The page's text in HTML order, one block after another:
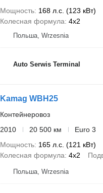
Мощность 168 л.с. (123 кВт)
Колесная формула 4x2
Польша, Wrzesnia
Auto Serwis Terminal
Kamag WBH25
Контейнеровоз
2010
20 500 км
Euro 3
Мощность 165 л.с. (121 кВт)
Колесная формула 4x2
Польша, Wrzesnia